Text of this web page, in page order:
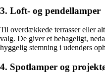
3. Loft- og pendellamper
Til overdækkede terrasser eller
valg. De giver et behageligt,
hyggelig stemning i udendørs
4. Spotlamper og